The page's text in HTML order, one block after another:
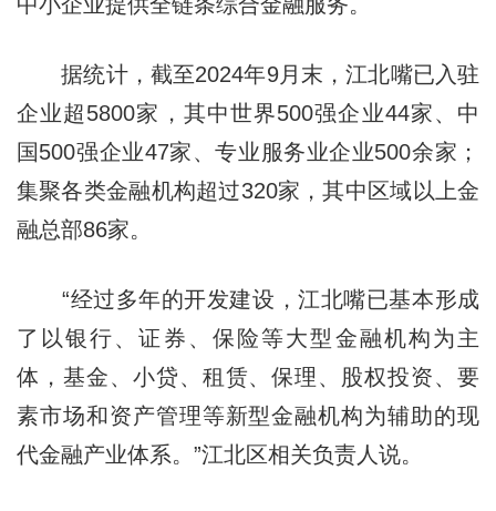
据统计，截至2024年9月末，江北嘴已入驻
企业超5800家，其中世界500强企业44家、中
国500强企业47家、专业服务业企业500余家；
集聚各类金融机构超过320家，其中区域以上金
融总部86家。
“经过多年的开发建设，江北嘴已基本形成
了以银行、证券、保险等大型金融机构为主
体，基金、小贷、租赁、保理、股权投资、要
素市场和资产管理等新型金融机构为辅助的现
代金融产业体系。”江北区相关负责人说。